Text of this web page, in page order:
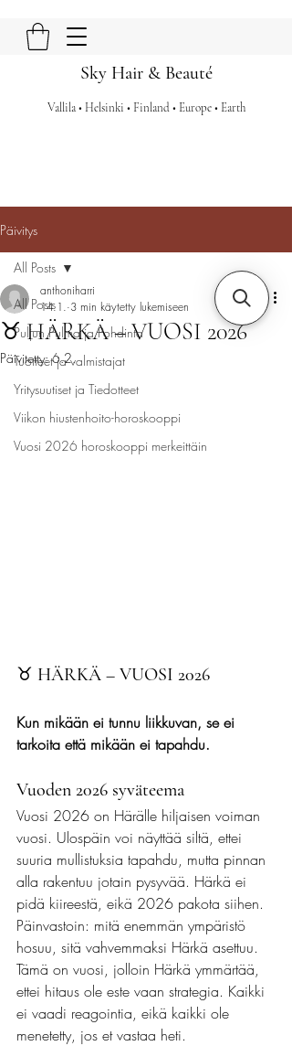
Sky Hair & Beauté
Vallila • Helsinki • Finland • Europe • Earth
Päivitys
All Posts
Puljun Pulma ja Pohdinta
Tuotteet ja valmistajat
Yritysuutiset ja Tiedotteet
Viikon hiustenhoito-horoskooppi
Vuosi 2026 horoskooppi merkeittäin
All Posts
♉ HÄRKÄ – VUOSI 2026
anthoniharri
14.1. 3 min käytetty lukemiseen
Päivitetty:6.2.
♉ HÄRKÄ – VUOSI 2026
Kun mikään ei tunnu liikkuvan, se ei
tarkoita että mikään ei tapahdu.
Vuoden 2026 syväteema
Vuosi 2026 on Härälle hiljaisen voiman
vuosi. Ulospäin voi näyttää siltä, ettei
suuria mullistuksia tapahdu, mutta pinnan
alla rakentuu jotain pysyvää. Härkä ei
pidä kiireestä, eikä 2026 pakota siihen.
Päinvastoin: mitä enemmän ympäristö
hosuu, sitä vahvemmaksi Härkä asettuu.
Tämä on vuosi, jolloin Härkä ymmärtää,
ettei hitaus ole este vaan strategia. Kaikki
ei vaadi reagointia, eikä kaikki ole
menetetty, jos et vastaa heti.